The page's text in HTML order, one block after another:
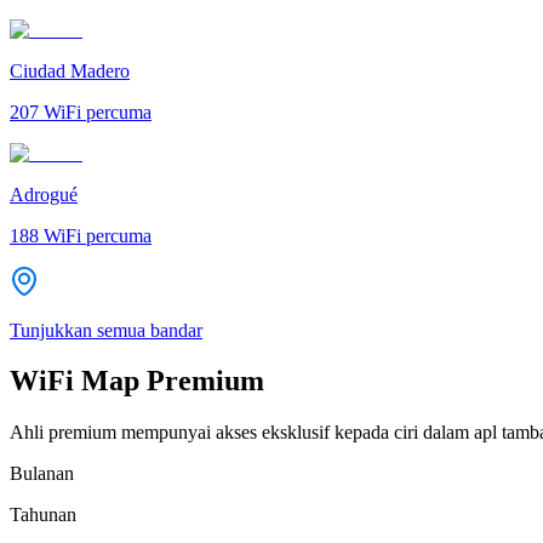
Ciudad Madero
207 WiFi percuma
Adrogué
188 WiFi percuma
Tunjukkan semua bandar
WiFi Map Premium
Ahli premium mempunyai akses eksklusif kepada ciri dalam apl
Bulanan
Tahunan